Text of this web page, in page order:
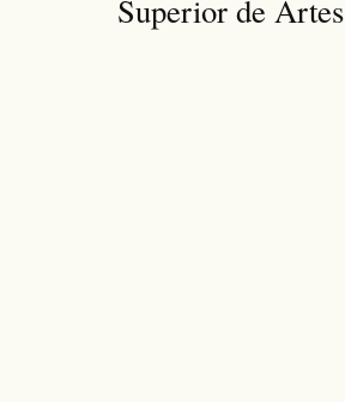
Superior de